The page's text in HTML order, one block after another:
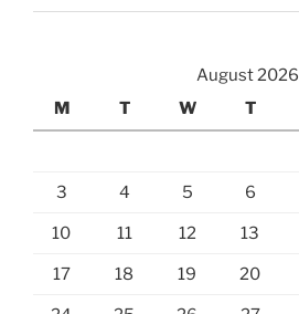
August 2026
M
T W T
3 4 5 6
10 11 12 13
17 18 19 20